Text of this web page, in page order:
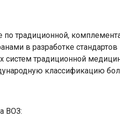
по традиционной,
в разработке
систем традиционной
классификацию
ВОЗ: